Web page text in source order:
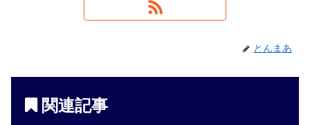
とんまあ
関連記事